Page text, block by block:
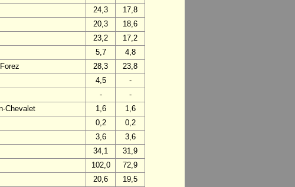
24,3
17,8
20,3
18,6
23,2
17,2
5,7
4,8
28,3
23,8
4,5
-
-
-
Chevalet 1,6
1,6
0,2
0,2
3,6
3,6
34,1
31,9
102,0
72,9
20,6
19,5